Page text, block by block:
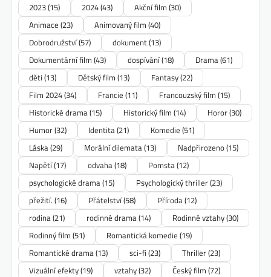
2023(15) 2024(43) Akční film (30)
Animace (23) Animovaný film (40)
Dobrodružství(57) dokument(13)
Dokumentární film (43) dospívání(18) Drama(61)
děti (13) Dětský film (13) Fantasy(22)
Film 2024(34) Francie (11) Francouzský film (15)
Historické drama(15) Historický film (14) Horor(30)
Humor(32) Identita(21) Komedie (51)
Láska(29) Morální dilemata(13) Nadpřirozeno(15)
Napětí(17) odvaha(18) Pomsta(12)
psychologické drama(15) Psychologický thriller(23)
přežití. (16) Přátelství(58) Příroda(12)
rodina(21) rodinné drama(14) Rodinné vztahy(30)
Rodinný film (51) Romantická komedie (19)
Romantické drama(13) sci-fi (23) Thriller(23)
Vizuální efekty(19) vztahy(32) Český film (72)